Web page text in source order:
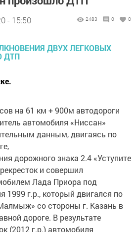
- 15:50
на 61 км + 900м автодороги
автомобиля «Ниссан»
данным, двигаясь по
дорожного знака 2.4 «Уступите
и совершил
Лада Приора под
1999 г.р., который двигался по
со стороны г. Казань в
дороге. В результате
(2012 г.р.) автомобиля